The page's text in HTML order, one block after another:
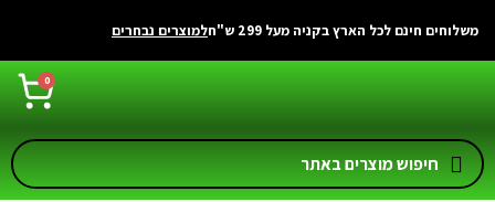
משלוחים חינם לכל הארץ בקניה מעל 299 ש"ח למוצרים נבחרים
0